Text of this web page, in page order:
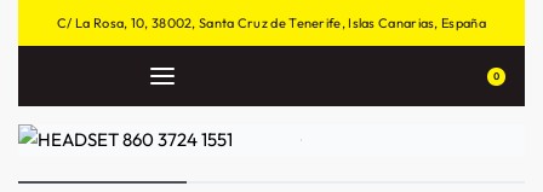
C/ La Rosa, 10, 38002, Santa Cruz de Tenerife, Islas Canarias, España
0